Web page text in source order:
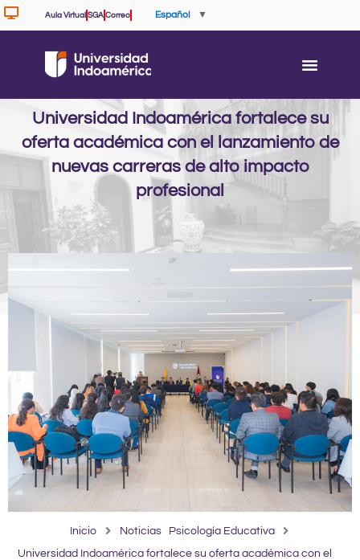
Ir
al
Aula Virtual SGA Correo Español ▼
Universidad Indoamérica fortalece su
oferta académica con el lanzamiento de
nuevas carreras de alto impacto
profesional
Inicio Noticias
Psicología Educativa
Universidad Indoamérica fortalece su oferta académica con el